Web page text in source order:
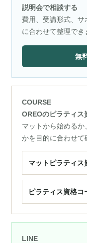
説明会で相談する
費用、受講形式、
に合わせて整理でき
無
COURSE
OREOのピラティス
マットから始める
かを目的に合わせて
マットピラティス
ピラティス資格コ
LINE